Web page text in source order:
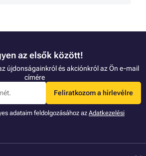
az elsők között!
újdonságainkról és akciónkról az Ön e-mail
címére
Feliratkozom a hírlevélre
adataim feldolgozásához az Adatkezelési